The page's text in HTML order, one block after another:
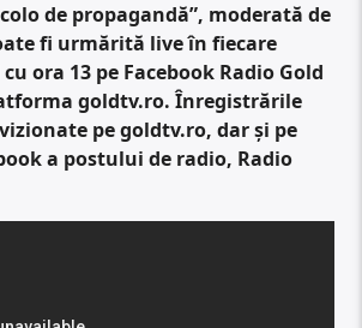
de propagandă”, moderată de
fi urmărită live în fiecare
ora 13 pe Facebook Radio Gold
goldtv.ro. Înregistrările
pe goldtv.ro, dar și pe
a postului de radio, Radio